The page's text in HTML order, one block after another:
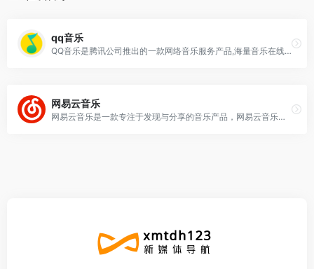
qq音乐
QQ音乐是腾讯公司推出的一款网络音乐服务产品,海量音乐在线试听、新歌热歌在线首发、歌词翻译、手机铃声下载、高品质无损音乐试听、海量无损曲库、正版音乐下载、空间背景
网易云音乐
网易云音乐是一款专注于发现与分享的音乐产品，网易云音乐网页版官网依托专业音乐人、DJ、好友推荐及社交功能，为用户打造全新的音乐生活。网易云音乐歌单提供超过1000万